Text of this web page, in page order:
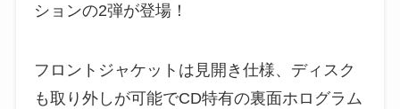
ションの2弾が登場！
フロントジャケットは見開き仕様、ディスク
も取り外しが可能でCD特有の裏面ホログラム